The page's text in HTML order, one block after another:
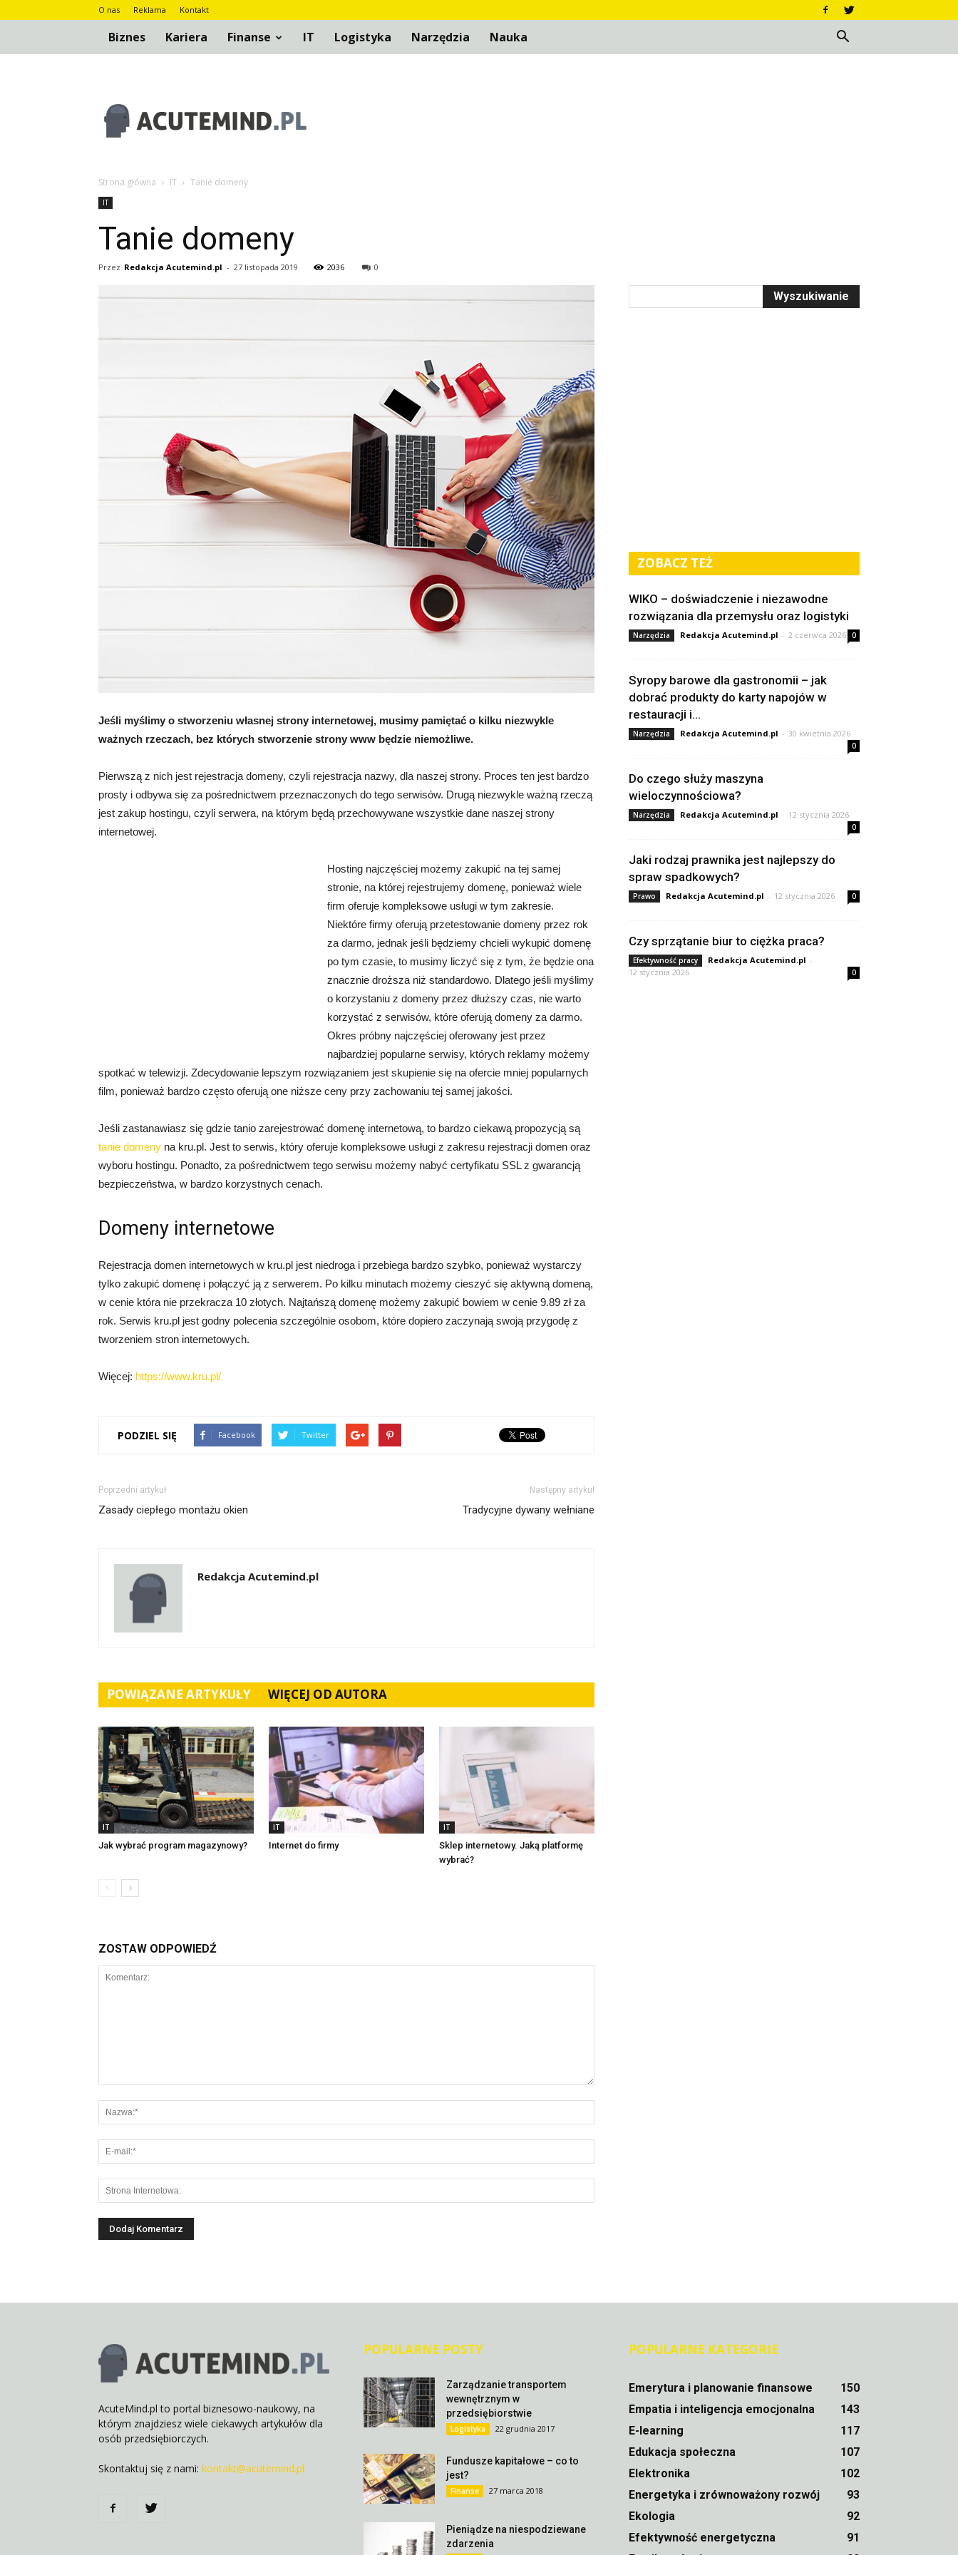
O nas Reklama Kontakt
Biznes Kariera Finanse IT Logistyka Narzędzia Nauka
Strona główna IT Tanie domeny
IT
Tanie domeny
Przez Redakcja Acutemind.pl - 27 listopada 2019 2036 0
Jeśli myślimy o stworzeniu własnej strony internetowej, musimy pamiętać o kilku niezwykle
ważnych rzeczach, bez których stworzenie strony www będzie niemożliwe.
Pierwszą z nich jest rejestracja domeny, czyli rejestracja nazwy, dla naszej strony. Proces ten jest bardzo
prosty i odbywa się za pośrednictwem przeznaczonych do tego serwisów. Drugą niezwykle ważną rzeczą
jest zakup hostingu, czyli serwera, na którym będą przechowywane wszystkie dane naszej strony
internetowej.
Hosting najczęściej możemy zakupić na tej samej
stronie, na której rejestrujemy domenę, ponieważ wiele
firm oferuje kompleksowe usługi w tym zakresie.
Niektóre firmy oferują przetestowanie domeny przez rok
za darmo, jednak jeśli będziemy chcieli wykupić domenę
po tym czasie, to musimy liczyć się z tym, że będzie ona
znacznie droższa niż standardowo. Dlatego jeśli myślimy
o korzystaniu z domeny przez dłuższy czas, nie warto
korzystać z serwisów, które oferują domeny za darmo.
Okres próbny najczęściej oferowany jest przez
najbardziej popularne serwisy, których reklamy możemy
spotkać w telewizji. Zdecydowanie lepszym rozwiązaniem jest skupienie się na ofercie mniej popularnych
film, ponieważ bardzo często oferują one niższe ceny przy zachowaniu tej samej jakości.
Jeśli zastanawiasz się gdzie tanio zarejestrować domenę internetową, to bardzo ciekawą propozycją są
tanie domeny na kru.pl. Jest to serwis, który oferuje kompleksowe usługi z zakresu rejestracji domen oraz
wyboru hostingu. Ponadto, za pośrednictwem tego serwisu możemy nabyć certyfikatu SSL z gwarancją
bezpieczeństwa, w bardzo korzystnych cenach.
Domeny internetowe
Rejestracja domen internetowych w kru.pl jest niedroga i przebiega bardzo szybko, ponieważ wystarczy
tylko zakupić domenę i połączyć ją z serwerem. Po kilku minutach możemy cieszyć się aktywną domeną,
w cenie która nie przekracza 10 złotych. Najtańszą domenę możemy zakupić bowiem w cenie 9.89 zł za
rok. Serwis kru.pl jest godny polecenia szczególnie osobom, które dopiero zaczynają swoją przygodę z
tworzeniem stron internetowych.
Więcej: https://www.kru.pl/
PODZIEL SIĘ Facebook Twitter
Poprzedni artykuł
Zasady ciepłego montażu okien
Następny artykuł
Tradycyjne dywany wełniane
Redakcja Acutemind.pl
POWIĄZANE ARTYKUŁY WIĘCEJ OD AUTORA
IT
Jak wybrać program magazynowy?
IT
Internet do firmy
IT
Sklep internetowy. Jaką platformę
wybrać?
ZOSTAW ODPOWIEDŹ
ZOBACZ TEŻ
WIKO – doświadczenie i niezawodne
rozwiązania dla przemysłu oraz logistyki
Narzędzia Redakcja Acutemind.pl - 2 czerwca 2026 0
Syropy barowe dla gastronomii – jak
dobrać produkty do karty napojów w
restauracji i...
Narzędzia Redakcja Acutemind.pl - 30 kwietnia 2026
0
Do czego służy maszyna
wieloczynnościowa?
Narzędzia Redakcja Acutemind.pl - 12 stycznia 2026
0
Jaki rodzaj prawnika jest najlepszy do
spraw spadkowych?
Prawo Redakcja Acutemind.pl - 12 stycznia 2026 0
Czy sprzątanie biur to ciężka praca?
Efektywność pracy Redakcja Acutemind.pl -
12 stycznia 2026
0
AcuteMind.pl to portal biznesowo-naukowy, na
którym znajdziesz wiele ciekawych artykułów dla
osób przedsiębiorczych.
Skontaktuj się z nami: kontakt@acutemind.pl
POPULARNE POSTY
Zarządzanie transportem
wewnętrznym w
przedsiębiorstwie
Logistyka 22 grudnia 2017
Fundusze kapitałowe – co to
jest?
Finanse 27 marca 2018
Pieniądze na niespodziewane
zdarzenia
POPULARNE KATEGORIE
Emerytura i planowanie finansowe
150
Empatia i inteligencja emocjonalna
143
E-learning
117
Edukacja społeczna
107
Elektronika
102
Energetyka i zrównoważony rozwój
93
Ekologia
92
Efektywność energetyczna
91